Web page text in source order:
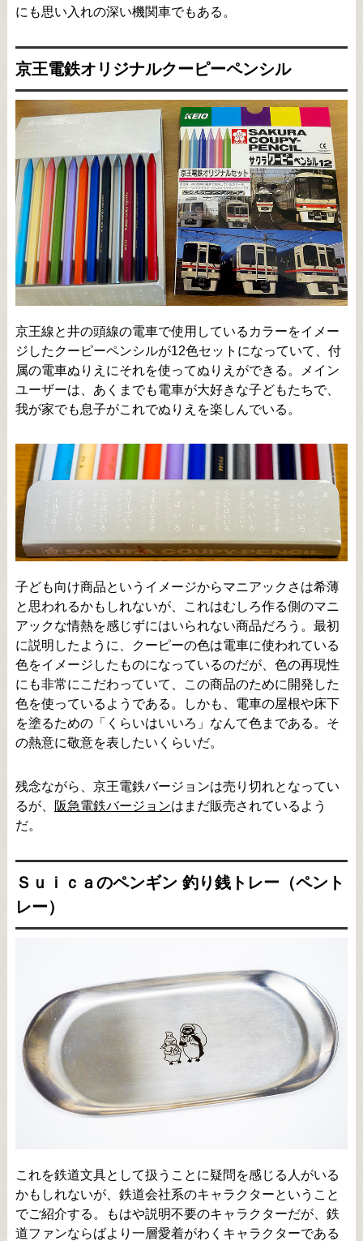
にも思い入れの深い機関車でもある。
京王電鉄オリジナルクーピーペンシル
京王線と井の頭線の電車で使用しているカラーをイメー
ジしたクーピーペンシルが12色セットになっていて、付
属の電車ぬりえにそれを使ってぬりえができる。メイン
ユーザーは、あくまでも電車が大好きな子どもたちで、
我が家でも息子がこれでぬりえを楽しんでいる。
子ども向け商品というイメージからマニアックさは希薄
と思われるかもしれないが、これはむしろ作る側のマニ
アックな情熱を感じずにはいられない商品だろう。最初
に説明したように、クーピーの色は電車に使われている
色をイメージしたものになっているのだが、色の再現性
にも非常にこだわっていて、この商品のために開発した
色を使っているようである。しかも、電車の屋根や床下
を塗るための「くらいはいいろ」なんて色まである。そ
の熱意に敬意を表したいくらいだ。
残念ながら、京王電鉄バージョンは売り切れとなってい
るが、
阪急電鉄バージョンはまだ販売されているよう
だ。
Ｓｕｉｃａのペンギン 釣り銭トレー（ペント
レー）
これを鉄道文具として扱うことに疑問を感じる人がいる
かもしれないが、鉄道会社系のキャラクターということ
でご紹介する。もはや説明不要のキャラクターだが、鉄
道ファンならばより一層愛着がわくキャラクターである